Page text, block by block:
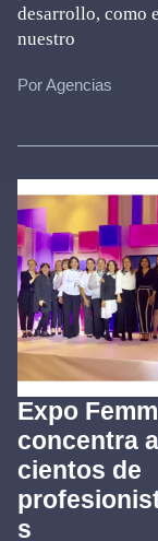
desarrollo, como
nuestro
Por Agencias
Expo
concentra a
cientos de
s